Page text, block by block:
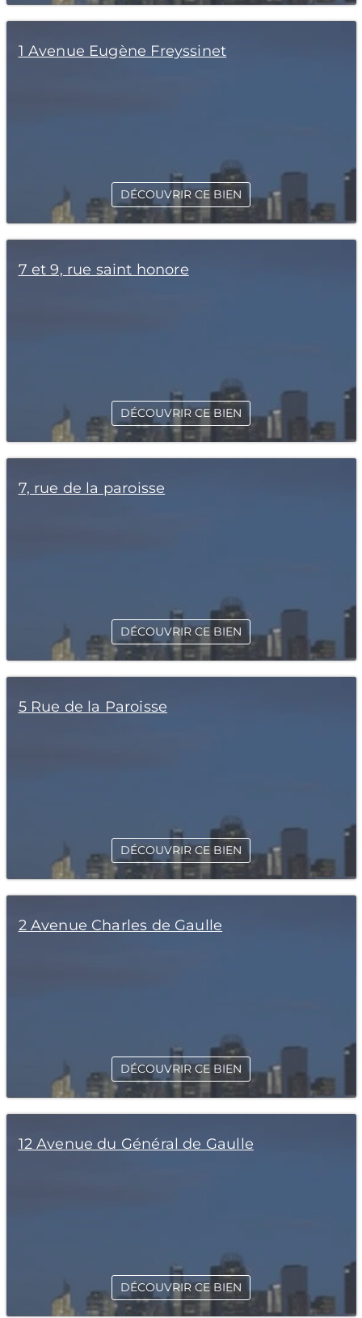
1 Avenue Eugène Freyssinet
DÉCOUVRIR CE BIEN
7 et 9, rue saint honore
DÉCOUVRIR CE BIEN
7, rue de la paroisse
DÉCOUVRIR CE BIEN
5 Rue de la Paroisse
DÉCOUVRIR CE BIEN
2 Avenue Charles de Gaulle
DÉCOUVRIR CE BIEN
12 Avenue du Général de Gaulle
DÉCOUVRIR CE BIEN